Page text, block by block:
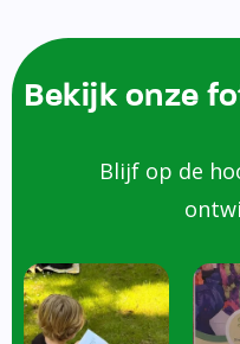
Bekijk onze
Blijf op de